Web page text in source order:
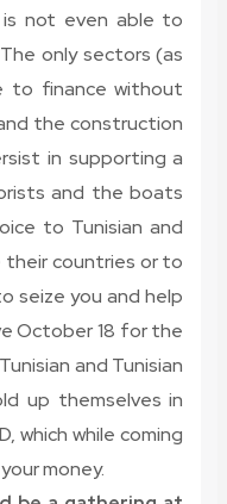
is not even able to
only sectors (as
to finance without
the construction
in supporting a
and the boats
to Tunisian and
their countries or to
seize you and help
October 18 for the
and Tunisian
up themselves in
which while coming
money.